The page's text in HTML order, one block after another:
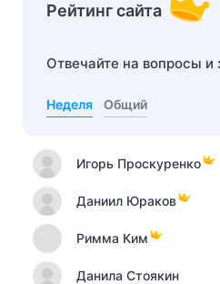
Рейтинг сайта
Отвечайте на вопросы и
Неделя Общий
Игорь Проскуренко
Даниил Юраков
Римма Ким
Данила Стоякин